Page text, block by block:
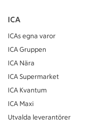
ICA
ICAs egna varor
ICA Gruppen
ICA Nära
ICA Supermarket
ICA Kvantum
ICA Maxi
Utvalda leverantörer